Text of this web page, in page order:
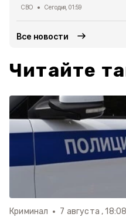
СВО Сегодня, 01:59
Все новости
Читайте
Криминал 7 августа , 18:08